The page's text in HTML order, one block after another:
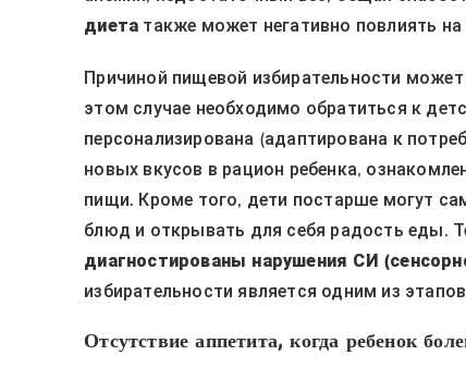
диета также может негативно повлиять
Причиной пищевой избирательности
этом случае необходимо обратиться к
персонализирована (адаптирована к
новых вкусов в рацион ребенка,
пищи. Кроме того, дети постарше могут
блюд и открывать для себя радость еды.
диагностированы нарушения СИ
избирательности является одним из
Отсутствие аппетита, когда ребенок